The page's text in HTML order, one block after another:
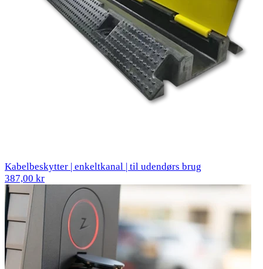
Kabelbeskytter | enkeltkanal | til udendørs brug
387,00 kr